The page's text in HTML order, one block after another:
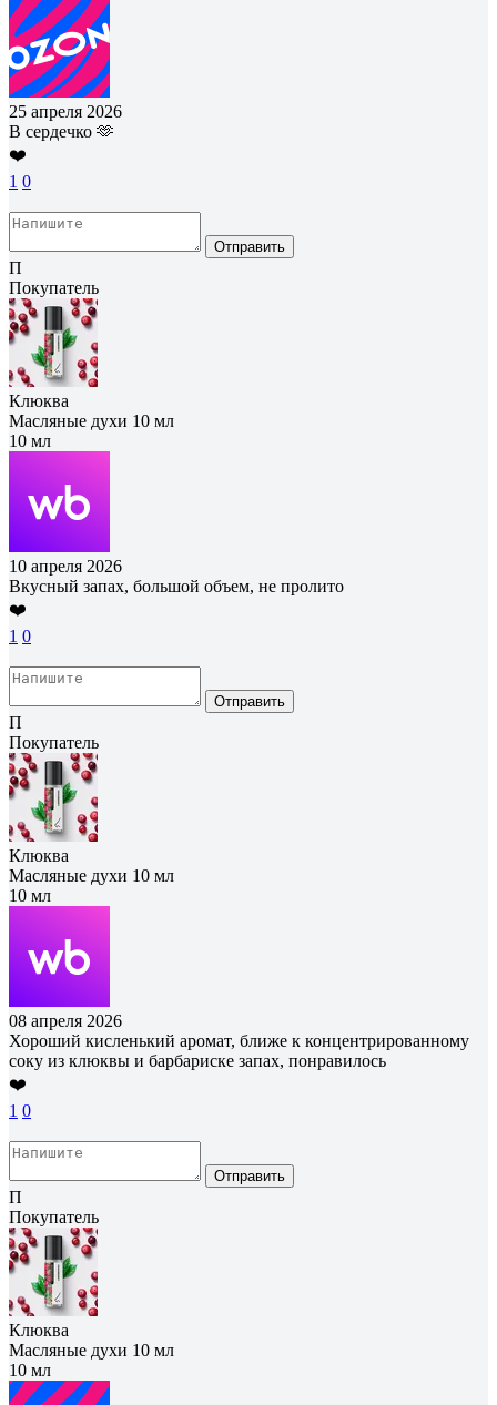
25 апреля 2026
В сердечко 🫶
❤️
1 0
Отправить
П
Покупатель
Клюква
Масляные духи 10 мл
10 мл
10 апреля 2026
Вкусный запах, большой объем, не пролито
❤️
1 0
Отправить
П
Покупатель
Клюква
Масляные духи 10 мл
10 мл
08 апреля 2026
Хороший кисленький аромат, ближе к концентрированному
соку из клюквы и барбариске запах, понравилось
❤️
1 0
Отправить
П
Покупатель
Клюква
Масляные духи 10 мл
10 мл